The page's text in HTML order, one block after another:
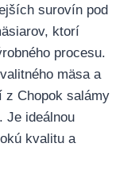
surovín pod
ktorí
procesu.
mäsa a
z Chopok salámy
Je ideálnou
kvalitu a